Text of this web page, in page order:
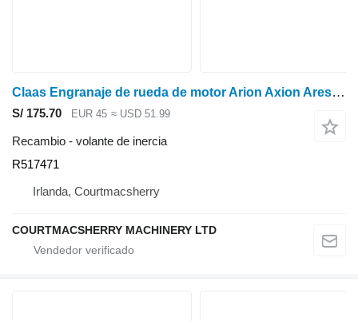
Claas Engranaje de rueda de motor Arion Axion Ares Arion 640 R517471, 0011324650 volante de inercia para tractor de ruedas
S/ 175.70 EUR 45 ≈ USD 51.99
Recambio - volante de inercia
R517471
Irlanda, Courtmacsherry
COURTMACSHERRY MACHINERY LTD